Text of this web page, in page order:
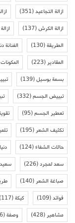
ازالة التجاعيد(351)
ازالة الكرش(137)
الطريقة(130) الفنانة
المقادير(223) المكونات
بسمة بوسيل(139)
تبييض الجسم(332)
تعطير الجسم(95)
تكثيف الشعر(195)
حالات الشفاء(124)
سعد لمجرد(226)
صباغة الشعر(140)
فوائد(109) كيكة(117)
مشاهير(428) وصفة(156)